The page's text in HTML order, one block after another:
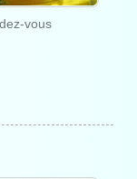
vous